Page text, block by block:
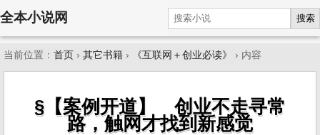
全本小说网 搜索
当前位置： 首页 › 其它书籍 › 《互联网＋创业必读》 › 内容
§【案例开道】 创业不走寻常
路，触网才找到新感觉